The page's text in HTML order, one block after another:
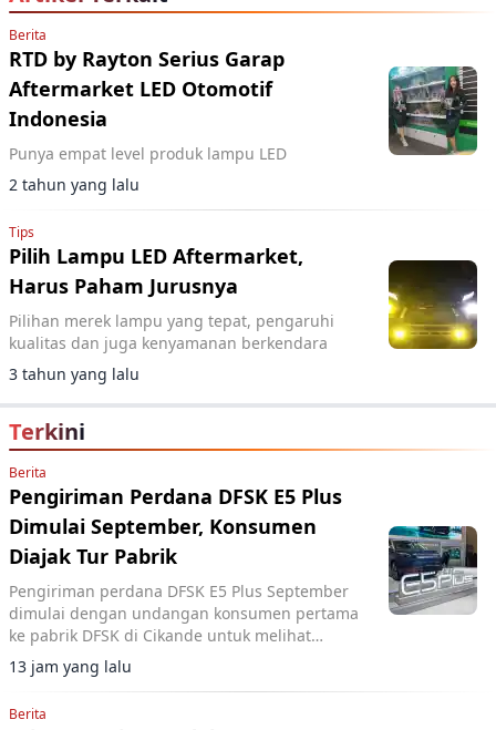
Berita
RTD by Rayton Serius Garap
Aftermarket LED Otomotif
Indonesia
Punya empat level produk lampu LED
2 tahun yang lalu
Tips
Pilih Lampu LED Aftermarket,
Harus Paham Jurusnya
Pilihan merek lampu yang tepat, pengaruhi
kualitas dan juga kenyamanan berkendara
3 tahun yang lalu
Terkini
Berita
Pengiriman Perdana DFSK E5 Plus
Dimulai September, Konsumen
Diajak Tur Pabrik
Pengiriman perdana DFSK E5 Plus September
dimulai dengan undangan konsumen pertama
ke pabrik DFSK di Cikande untuk melihat
proses produksi PHEV.
13 jam yang lalu
Berita